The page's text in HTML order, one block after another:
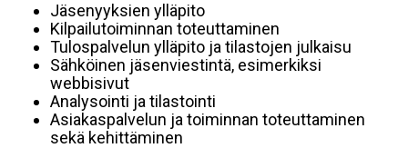
Jäsenyyksien ylläpito
Kilpailutoiminnan toteuttaminen
Tulospalvelun ylläpito ja tilastojen julkaisu
Sähköinen jäsenviestintä, esimerkiksi
webbisivut
Analysointi ja tilastointi
Asiakaspalvelun ja toiminnan toteuttaminen
sekä kehittäminen